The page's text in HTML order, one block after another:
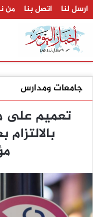
ارسل لنا اتصل بنا من
جامعات ومدارس
تعميم على